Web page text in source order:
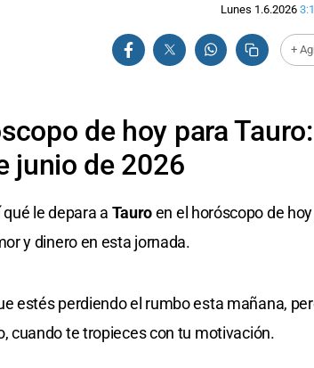
Lunes 1.6.2026
+
de hoy para
junio de 2026
le depara a Tauroen el horóscopo de
y dinero en esta jornada.
estés perdiendo el rumbo esta mañana,
cuando te tropieces con tu motivación.